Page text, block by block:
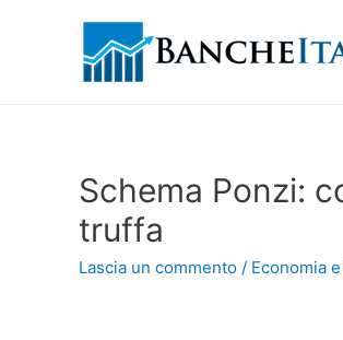
Schema Ponzi:
truffa
Lascia un commento / Economia